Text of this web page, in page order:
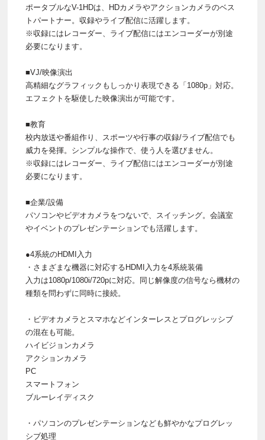
ポータブルなV-1HDは、HDカメラやアクションカメラのベス
トパートナー。収録やライブ配信に活躍します。
※収録にはレコーダー、ライブ配信にはエンコーダーが別途
必要になります。
■VJ/映像演出
高精細なグラフィックもしっかり表現できる「1080p」対応。
エフェクトを駆使した映像演出が可能です。
■教育
校内放送や番組作り、スポーツや行事の収録/ライブ配信でも
威力を発揮。シンプルな操作で、使う人を選びません。
※収録にはレコーダー、ライブ配信にはエンコーダーが別途
必要になります。
■企業/設備
パソコンやビデオカメラをつないで、スイッチング。会議室
やイベントのプレゼンテーションでも活躍します。
●4系統のHDMI入力
・さまざまな機器に対応するHDMI入力を4系統装備
入力は1080p/1080i/720pに対応。同じ解像度の信号なら機材の
種類を問わずに同時に接続。
・ビデオカメラとスマホなどインターレスとプログレッシブ
の混在も可能。
ハイビジョンカメラ
アクションカメラ
PC
スマートフォン
ブルーレイディスク
・パソコンのプレゼンテーションなども鮮やかなプログレッ
シブ処理